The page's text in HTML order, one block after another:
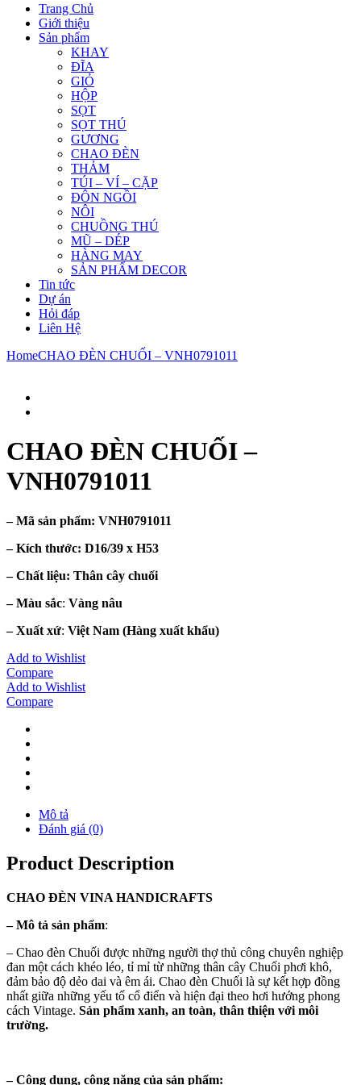
Trang Chủ
Giới thiệu
Sản phẩm
KHAY
ĐĨA
GIỎ
HỘP
SỌT
SỌT THÚ
GƯƠNG
CHAO ĐÈN
THẢM
TÚI – VÍ – CẶP
ĐÔN NGỒI
NÔI
CHUỒNG THÚ
MŨ – DÉP
HÀNG MAY
SẢN PHẨM DECOR
Tin tức
Dự án
Hỏi đáp
Liên Hệ
HomeCHAO ĐÈN CHUỐI – VNH0791011
CHAO ĐÈN CHUỐI –
VNH0791011
– Mã sản phẩm: VNH0791011
– Kích thước: D16/39 x H53
– Chất liệu: Thân cây chuối
– Màu sắc: Vàng nâu
– Xuất xứ: Việt Nam (Hàng xuất khẩu)
Add to Wishlist
Compare
Add to Wishlist
Compare
Mô tả
Đánh giá (0)
Product Description
CHAO ĐÈN VINA HANDICRAFTS
–Mô tả sản phẩm:
– Chao đèn Chuối được những người thợ thủ công chuyên nghiệp
đan một cách khéo léo, tỉ mỉ từ những thân cây Chuối phơi khô,
đảm bảo độ dẻo dai và êm ái. Chao đèn Chuối là sự kết hợp đồng
nhất giữa những yếu tố cổ điển và hiện đại theo hơi hướng phong
cách Vintage. Sản phẩm xanh, an toàn, thân thiện với môi
trường.
–Công dụng, công năng của sản phẩm: